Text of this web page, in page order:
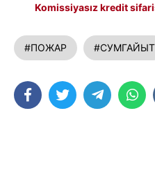
Komissiyasız kredit
#ПОЖАР #СУМГАЙЫТ